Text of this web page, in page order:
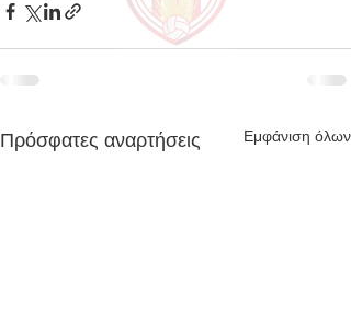
Πρόσφατες αναρτήσεις Εμφάνιση όλων